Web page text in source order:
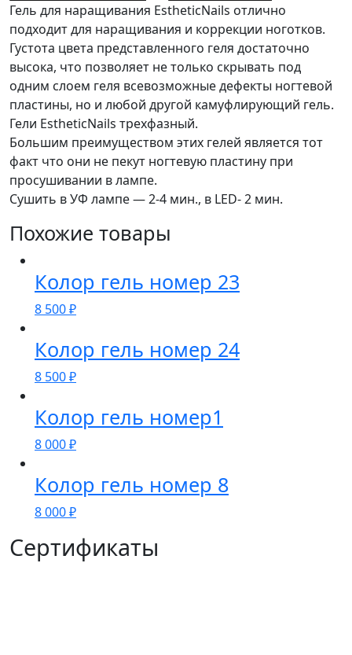
Гель для наращивания EstheticNails отлично
подходит для наращивания и коррекции ноготков.
Густота цвета представленного геля достаточно
высока, что позволяет не только скрывать под
одним слоем геля всевозможные дефекты ногтевой
пластины, но и любой другой камуфлирующий гель.
Гели EstheticNails трехфазный.
Большим преимуществом этих гелей является тот
факт что они не пекут ногтевую пластину при
просушивании в лампе.
Сушить в УФ лампе — 2-4 мин., в LED- 2 мин.
Похожие товары
Колор гель номер 23
8 500₽
Колор гель номер 24
8 500₽
Колор гель номер1
8 000₽
Колор гель номер 8
8 000₽
Сертификаты